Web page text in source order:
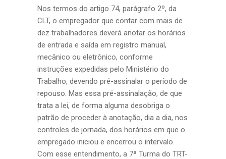
Nos termos do artigo 74, parágrafo 2º, da
CLT, o empregador que contar com mais de
dez trabalhadores deverá anotar os horários
de entrada e saída em registro manual,
mecânico ou eletrônico, conforme
instruções expedidas pelo Ministério do
Trabalho, devendo pré-assinalar o período de
repouso. Mas essa pré-assinalação, de que
trata a lei, de forma alguma desobriga o
patrão de proceder à anotação, dia a dia, nos
controles de jornada, dos horários em que o
empregado iniciou e encerrou o intervalo.
Com esse entendimento, a 7ª Turma do TRT-